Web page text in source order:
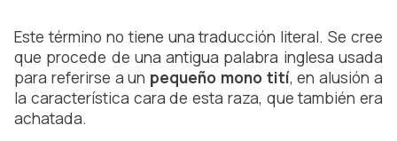
Este término no tiene una traducción literal. Se cree
que procede de una antigua palabra inglesa usada
para referirse a un pequeño mono tití, en alusión a
la característica cara de esta raza, que también era
achatada.